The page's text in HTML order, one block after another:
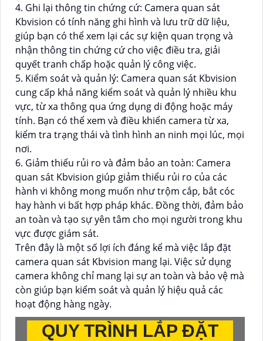
4. Ghi lại thông tin chứng cứ: Camera quan sát
Kbvision có tính năng ghi hình và lưu trữ dữ liệu,
giúp bạn có thể xem lại các sự kiện quan trọng và
nhận thông tin chứng cứ cho việc điều tra, giải
quyết tranh chấp hoặc quản lý công việc.
5. Kiểm soát và quản lý: Camera quan sát Kbvision
cung cấp khả năng kiểm soát và quản lý nhiều khu
vực, từ xa thông qua ứng dụng di động hoặc máy
tính. Bạn có thể xem và điều khiển camera từ xa,
kiểm tra trạng thái và tình hình an ninh mọi lúc, mọi
nơi.
6. Giảm thiểu rủi ro và đảm bảo an toàn: Camera
quan sát Kbvision giúp giảm thiểu rủi ro của các
hành vi không mong muốn như trộm cắp, bắt cóc
hay hành vi bất hợp pháp khác. Đồng thời, đảm bảo
an toàn và tạo sự yên tâm cho mọi người trong khu
vực được giám sát.
Trên đây là một số lợi ích đáng kể mà việc lắp đặt
camera quan sát Kbvision mang lại. Việc sử dụng
camera không chỉ mang lại sự an toàn và bảo vệ mà
còn giúp bạn kiểm soát và quản lý hiệu quả các
hoạt động hàng ngày.
QUY TRÌNH LẮP ĐẶT